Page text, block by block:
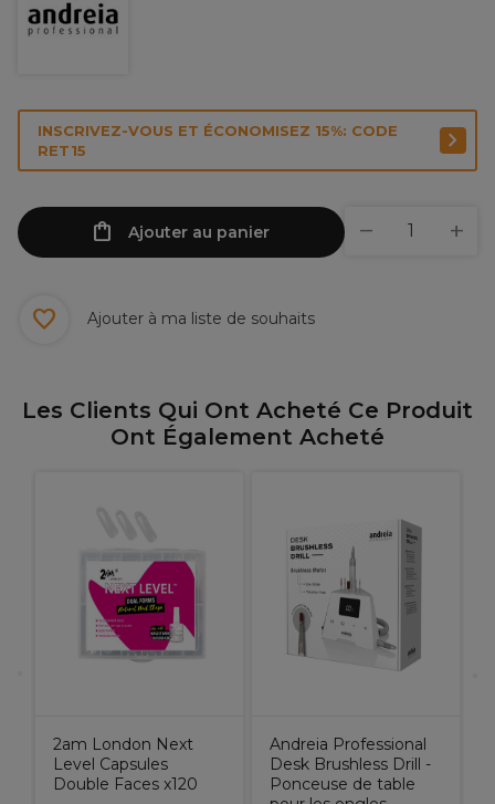
INSCRIVEZ-VOUS ET ÉCONOMISEZ 15%: CODE
RET15
Ajouter au panier
Ajouter à ma liste de souhaits
Les Clients Qui Ont Acheté Ce Produit
Ont Également Acheté
2am London Next
Level Capsules
Double Faces x120
Andreia Professional
Desk Brushless Drill -
Ponceuse de table